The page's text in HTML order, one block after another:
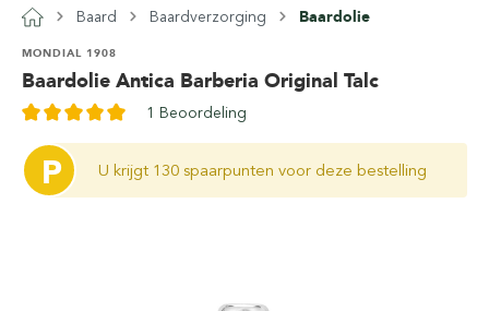
Baard Baardverzorging Baardolie
Baardolie Antica Barberia Original Talc
MONDIAL 1908
1 Beoordeling
P U krijgt 130 spaarpunten voor deze bestelling